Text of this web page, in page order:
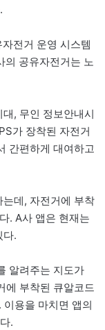
전거 운영 시스템
의 공유자전거는 노
, 무인 정보안내시
가 장착된 자전거
간편하게 대여하고
데, 자전거에 부착
. A사 앱은 현재는
다.
알려주는 지도가
에 부착된 큐알코드
용을 마치면 앱의
.